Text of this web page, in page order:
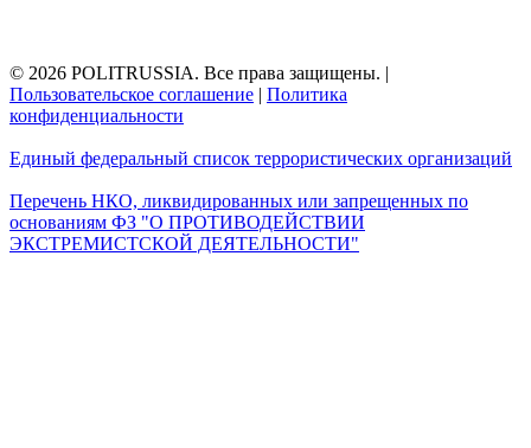
© 2026 POLITRUSSIA. Все права защищены. |
Пользовательское соглашение | Политика
конфиденциальности
Единый федеральный список террористических организаций
Перечень НКО, ликвидированных или запрещенных по
основаниям ФЗ "О ПРОТИВОДЕЙСТВИИ
ЭКСТРЕМИСТСКОЙ ДЕЯТЕЛЬНОСТИ"